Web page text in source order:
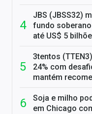
JBS (JBSS32)
fundo
até US$ 5
3tentos
24% com
mantém
Soja e milho
em Chicago